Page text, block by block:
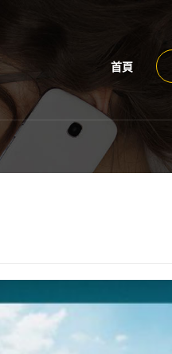
首頁